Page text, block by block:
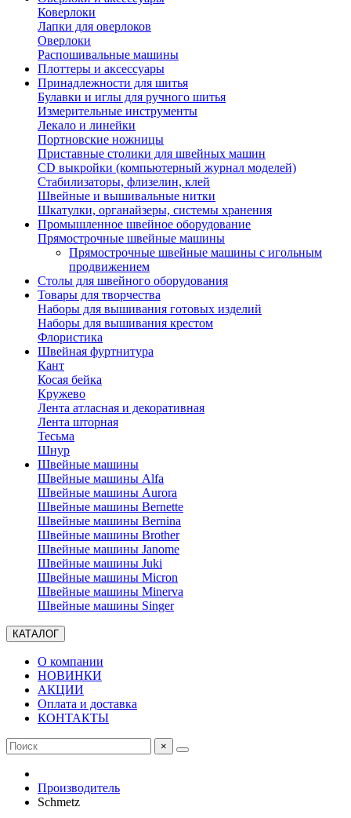
Коверлоки
Лапки для оверлоков
Оверлоки
Распошивальные машины
Плоттеры и аксессуары
Принадлежности для шитья
Булавки и иглы для ручного шитья
Измерительные инструменты
Лекало и линейки
Портновские ножницы
Приставные столики для швейных машин
СD выкройки (компьютерный журнал моделей)
Стабилизаторы, флизелин, клей
Швейные и вышивальные нитки
Шкатулки, органайзеры, системы хранения
Промышленное швейное оборудование
Прямострочные швейные машины
Прямострочные швейные машины с игольным
продвижением
Столы для швейного оборудования
Товары для творчества
Наборы для вышивания готовых изделий
Наборы для вышивания крестом
Флористика
Швейная фуртнитура
Кант
Косая бейка
Кружево
Лента aтласная и декоративная
Лента шторная
Тесьма
Шнур
Швейные машины
Швейные машины Alfa
Швейные машины Aurora
Швейные машины Bernette
Швейные машины Bernina
Швейные машины Brother
Швейные машины Janome
Швейные машины Juki
Швейные машины Micron
Швейные машины Minerva
Швейные машины Singer
КАТАЛОГ
О компании
НОВИНКИ
АКЦИИ
Оплата и доставка
КОНТАКТЫ
×
Производитель
Schmetz